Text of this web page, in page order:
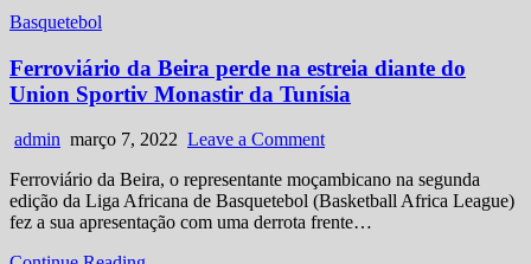
Posted
Basquetebol
Ferroviário da Beira perde na estreia diante do
Union Sportiv Monastir da Tunísia
Author:
admin Published
março 7, 2022 Leave a Commenton
da
Beira
perde
Ferroviário da Beira, o representante moçambicano na segunda
edição da Liga Africana de Basquetebol (Basketball Africa League)
fez a sua apresentação com uma derrota frente…